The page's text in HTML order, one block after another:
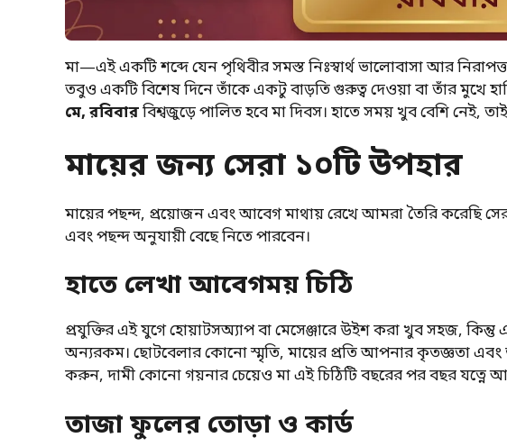
মা—এই একটি শব্দে যেন পৃথিবীর সমস্ত নিঃস্বার্থ ভালোবাসা আর
তবুও একটি বিশেষ দিনে তাঁকে একটু বাড়তি গুরুত্ব দেওয়া বা তাঁর মুখে
মে, রবিবারবিশ্বজুড়ে পালিত হবে মা দিবস। হাতে সময় খুব বেশি নেই,
মায়ের জন্য সেরা ১০টি উপহার
মায়ের পছন্দ, প্রয়োজন এবং আবেগ মাথায় রেখে আমরা তৈরি করেছি
এবং পছন্দ অনুযায়ী বেছে নিতে পারবেন।
হাতে লেখা আবেগময় চিঠি
প্রযুক্তির এই যুগে হোয়াটসঅ্যাপ বা মেসেঞ্জারে উইশ করা খুব সহজ,
অন্যরকম। ছোটবেলার কোনো স্মৃতি, মায়ের প্রতি আপনার কৃতজ্ঞতা এবং
করুন, দামী কোনো গয়নার চেয়েও মা এই চিঠিটি বছরের পর বছর যত্নে
তাজা ফুলের তোড়া ও কার্ড